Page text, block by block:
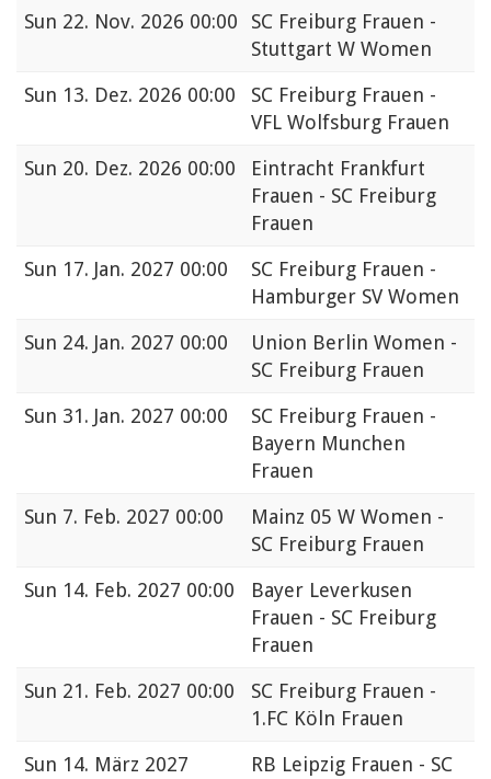
Sun 22. Nov. 2026 00:00
SC Freiburg Frauen -
Stuttgart W Women
Sun 13. Dez. 2026 00:00
SC Freiburg Frauen -
VFL Wolfsburg Frauen
Sun 20. Dez. 2026 00:00
Eintracht Frankfurt
Frauen - SC Freiburg
Frauen
Sun 17. Jan. 2027 00:00
SC Freiburg Frauen -
Hamburger SV Women
Sun 24. Jan. 2027 00:00
Union Berlin Women -
SC Freiburg Frauen
Sun 31. Jan. 2027 00:00
SC Freiburg Frauen -
Bayern Munchen
Frauen
Sun 7. Feb. 2027 00:00
Mainz 05 W Women -
SC Freiburg Frauen
Sun 14. Feb. 2027 00:00
Bayer Leverkusen
Frauen - SC Freiburg
Frauen
Sun 21. Feb. 2027 00:00
SC Freiburg Frauen -
1.FC Köln Frauen
Sun 14. März 2027
RB Leipzig Frauen - SC